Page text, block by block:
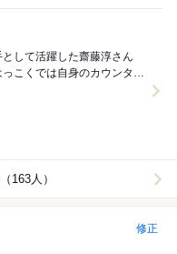
して活躍した齋藤淳さん
こくでは自身のカウンター
163人）
修正